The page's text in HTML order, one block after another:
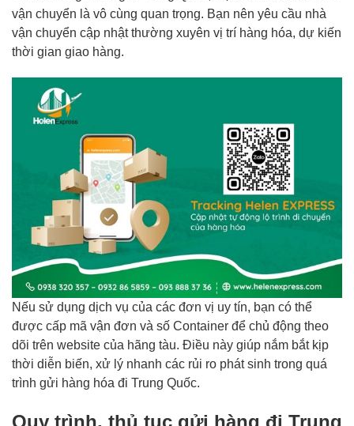
vận chuyển là vô cùng quan trọng. Bạn nên yêu cầu nhà
vận chuyển cập nhật thường xuyên vị trí hàng hóa, dự kiến
thời gian giao hàng.
Nếu sử dụng dịch vụ của các đơn vị uy tín, bạn có thể
được cấp mã vận đơn và số Container để chủ động theo
dõi trên website của hãng tàu. Điều này giúp nắm bắt kịp
thời diễn biến, xử lý nhanh các rủi ro phát sinh trong quá
trình gửi hàng hóa đi Trung Quốc.
Quy trình, thủ tục gửi hàng đi Trung